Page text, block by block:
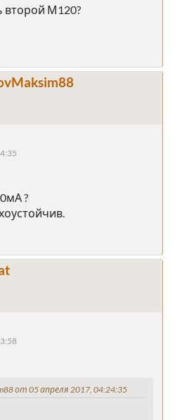
второй М120?
?
от 05 апреля 2017, 04:24:35